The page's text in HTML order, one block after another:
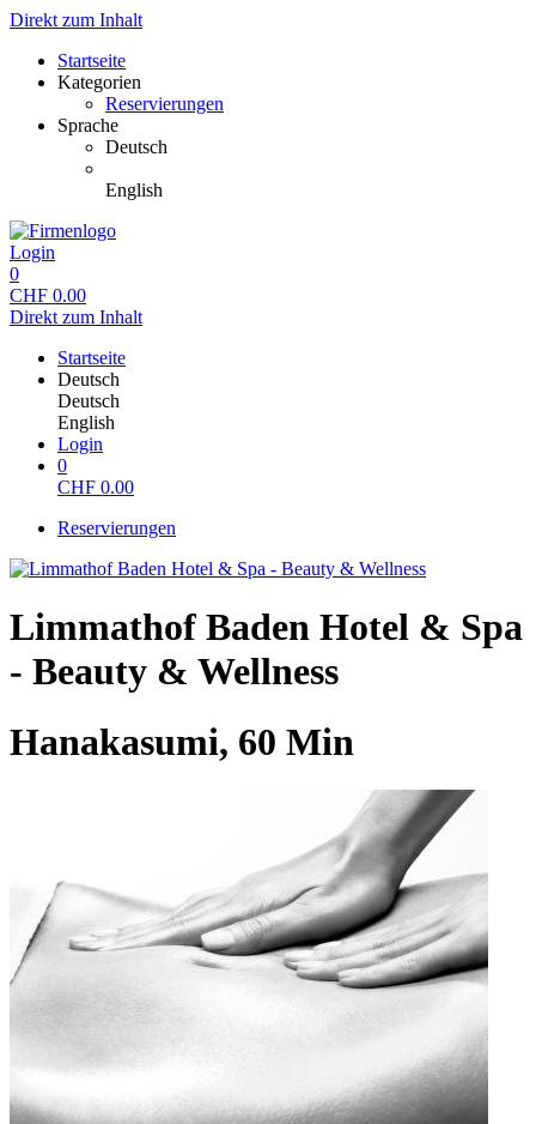
Direkt zum Inhalt
Startseite
Kategorien
Reservierungen
Sprache
Deutsch
English
Login
0
CHF 0.00
Direkt zum Inhalt
Startseite
Deutsch
Deutsch
English
Login
0
CHF 0.00
Reservierungen
Limmathof Baden Hotel & Spa
- Beauty & Wellness
Hanakasumi, 60 Min